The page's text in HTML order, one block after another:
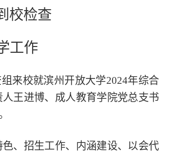
校检查
工作
来校就滨州开放大学2024年综合
王进博、成人教育学院党总支书
、招生工作、内涵建设、以会代